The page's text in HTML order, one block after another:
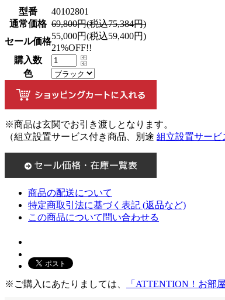
型番
40102801
通常価格 69,800円(税込75,384円)
セール価格
55,000円(税込59,400円)
21%OFF!!
購入数
色
※商品は玄関でお引き渡しとなります。
（組立設置サービス付き商品、別途 組立設置サービ
商品の配送について
特定商取引法に基づく表記 (返品など)
この商品について問い合わせる
※ご購入にあたりましては、 「ATTENTION！お部